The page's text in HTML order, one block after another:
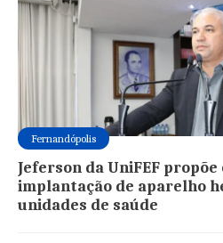
Fernandópolis
Jeferson da UniFEF
implantação de aparelho
unidades de saúde